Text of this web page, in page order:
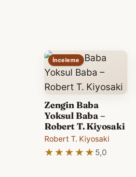
İnceleme
Zengin Baba
Yoksul Baba –
Robert T. Kiyosaki
Robert T. Kiyosaki
★★★★★
★★★★★ 5,0